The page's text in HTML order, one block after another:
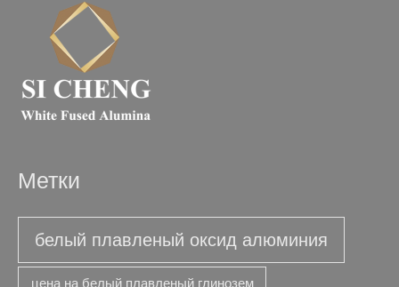
Метки
белый плавленый оксид алюминия
цена на белый плавленый глинозем